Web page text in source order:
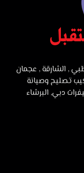
, الشارقة , عجمان
محلات تركيب تصليح وصيانة
دبي, البرشاء